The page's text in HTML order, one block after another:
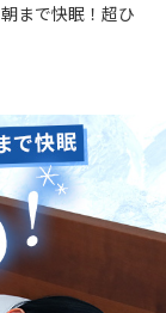
まで快眠！超ひ